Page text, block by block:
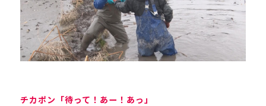
チカポン「待って！あー！あっ」